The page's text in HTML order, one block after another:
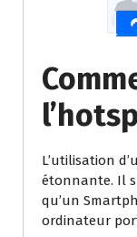
L’utilisation
étonnante. Il
qu’un
ordinateur